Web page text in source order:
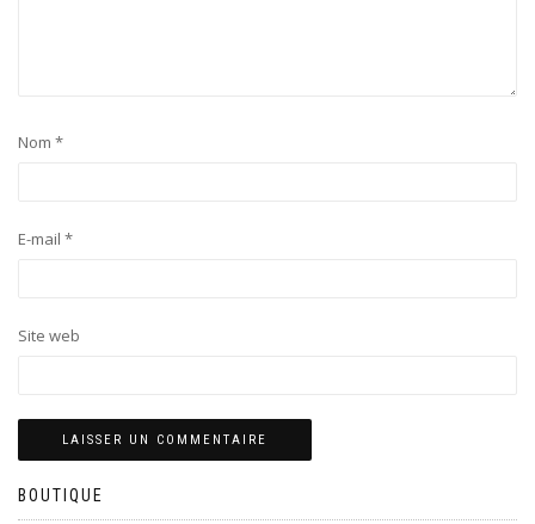
Nom *
E-mail *
Site web
BOUTIQUE